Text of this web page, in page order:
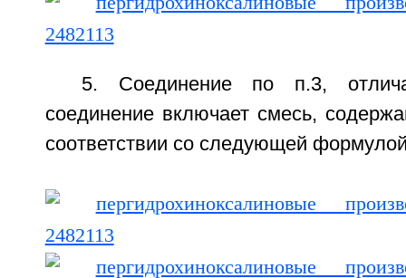
5. Соединение по п.3,
соединение включает смесь,
соответствии со следующей